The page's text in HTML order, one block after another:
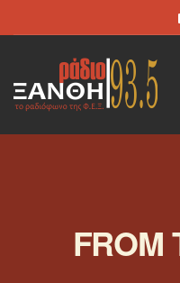
FROM